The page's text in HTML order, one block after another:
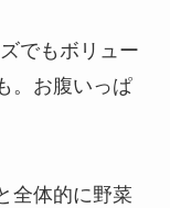
でもボリュー
。お腹いっぱ
全体的に野菜